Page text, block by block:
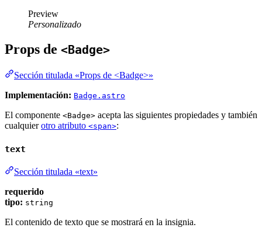
Preview
Personalizado
Props de <Badge>
Sección titulada «Props de <Badge>»
Implementación: Badge.astro
El componente <Badge> acepta las siguientes propiedades y también
cualquierotro atributo <span>:
text
Sección titulada «text»
requerido
tipo: string
El contenido de texto que se mostrará en la insignia.